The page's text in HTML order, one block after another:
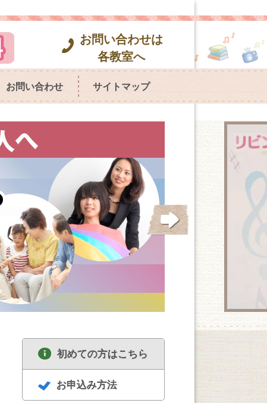
お問い合わせは
各教室へ
お問い合わせ サイトマップ
初めての方はこちら
お申込み方法